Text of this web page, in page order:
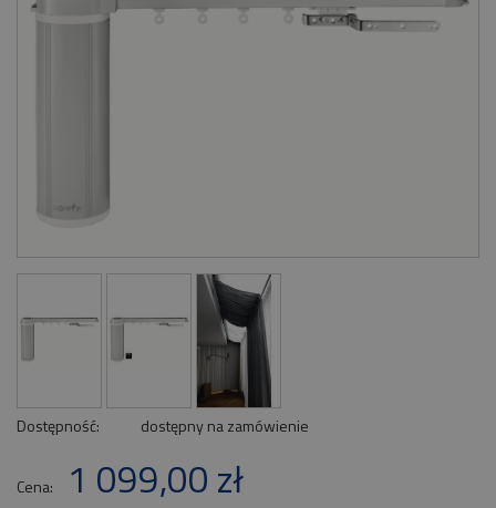
Dostępność: dostępny na zamówienie
Cena: 1 099,00 zł